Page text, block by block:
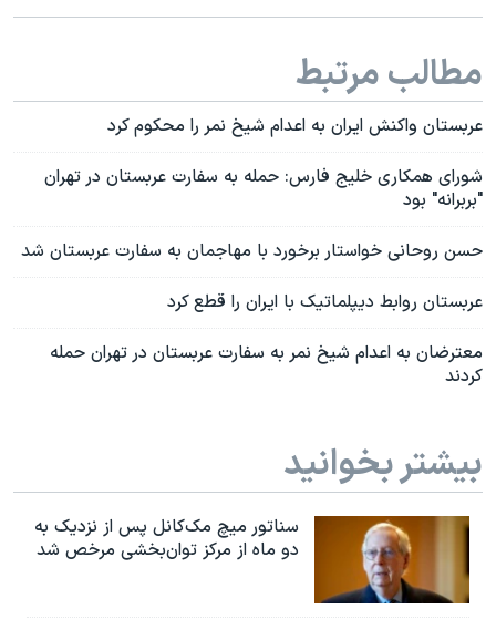
مطالب مرتبط
عربستان واکنش ایران به اعدام شیخ نمر را محکوم کرد
شورای همکاری خلیج فارس: حمله به سفارت عربستان در تهران
"بربرانه" بود
حسن روحانی خواستار برخورد با مهاجمان به سفارت عربستان شد
عربستان روابط دیپلماتیک با ایران را قطع کرد
معترضان به اعدام شیخ نمر به سفارت عربستان در تهران حمله
کردند
بیشتر بخوانید
سناتور میچ مک‌کانل پس از نزدیک به
دو ماه از مرکز توان‌بخشی مرخص شد